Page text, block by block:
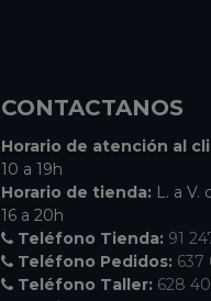
CONTACTANOS
Horario de atención al
10 a 19h
Horario de tienda: L. a V.
16 a 20h
Teléfono Tienda: 91
Teléfono Pedidos: 637
Teléfono Taller: 628